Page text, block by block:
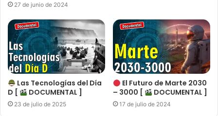
27 de junio de 2024
Las Tecnologías del Día
D [
DOCUMENTAL ]
23 de julio de 2025
El Futuro de Marte 2030
– 3000 [
DOCUMENTAL ]
17 de julio de 2024